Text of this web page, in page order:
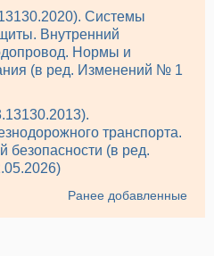
Системы
Внутренний
Нормы и
(в ред. Изменений № 1
транспорта.
безопасности (в ред.
Ранее добавленные